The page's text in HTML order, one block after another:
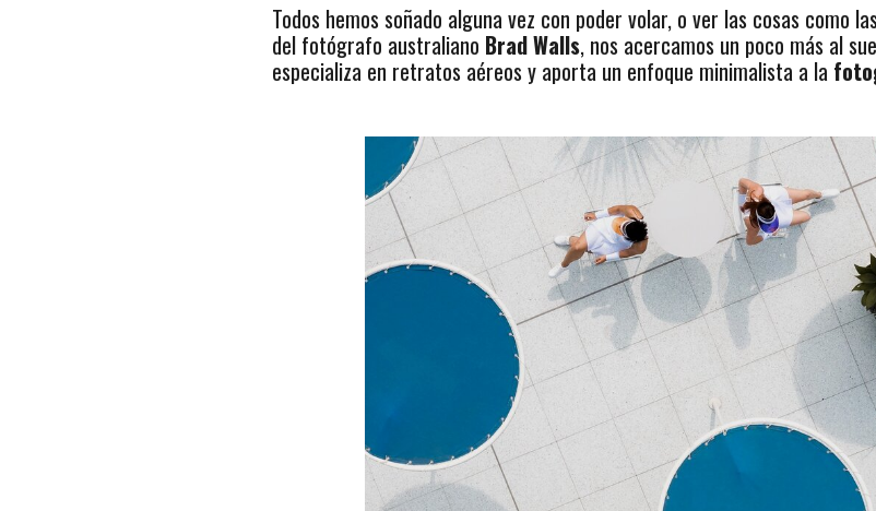
Todos hemos soñado alguna vez con poder volar, o ver las cosas como
del fotógrafo australiano Brad Walls, nos acercamos un poco más al
especializa en retratos aéreos y aporta un enfoque minimalista a la